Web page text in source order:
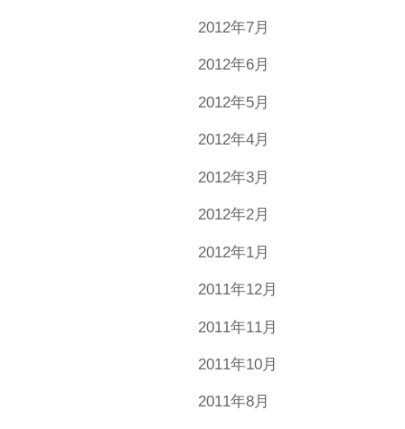
2012年7月
2012年6月
2012年5月
2012年4月
2012年3月
2012年2月
2012年1月
2011年12月
2011年11月
2011年10月
2011年8月